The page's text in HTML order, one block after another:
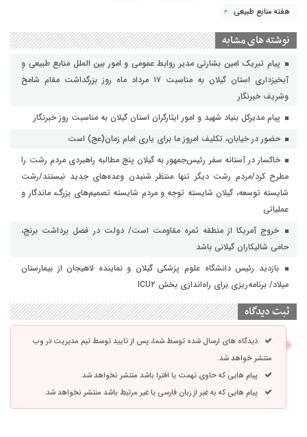
هفته منابع طبیعی
نوشته های مشابه
پیام تبریک امین بشارتی مدیر روابط عمومی و امور بین الملل منابع طبیعی و
آبخیزداری استان گیلان به مناسبت ۱۷ مرداد ماه روز بزرگداشت مقام شامخ
وشریف خبرنگار
پیام مدیرکل بنیاد شهید و امور ایثارگران استان گیلان به مناسبت روز خبرنگار
حضور در خیابان، تکلیف امروز ما برای یاری امام زمان(عج) است
خاکسار در آستانه سفر رئیس‌جمهور به گیلان پنج مطالبه راهبردی مردم رشت را
مطرح کرد/مردم رشت دیگر تنها منتظر شنیدن وعده‌های جدید نیستند/رشت
شایسته توسعه، گیلان شایسته توجه و مردم شایسته تصمیم‌های بزرگ، ماندگار و
عملیاتی
خروج آمریکا از منطقه ثمره مقاومت است/ دولت در فصل برداشت برنج،
حامی شالیکاران گیلانی باشد
بازدید رئیس دانشگاه علوم پزشکی گیلان و نماینده لاهیجان از بیمارستان
میلاد/ برنامه‌ریزی برای راه‌اندازی بخش ICU۲
ثبت دیدگاه
دیدگاه های ارسال شده توسط شما، پس از تایید توسط تیم مدیریت در وب
منتشر خواهد شد.
پیام هایی که حاوی تهمت یا افترا باشد منتشر نخواهد شد.
پیام هایی که به غیر از زبان فارسی یا غیر مرتبط باشد منتشر نخواهد شد.